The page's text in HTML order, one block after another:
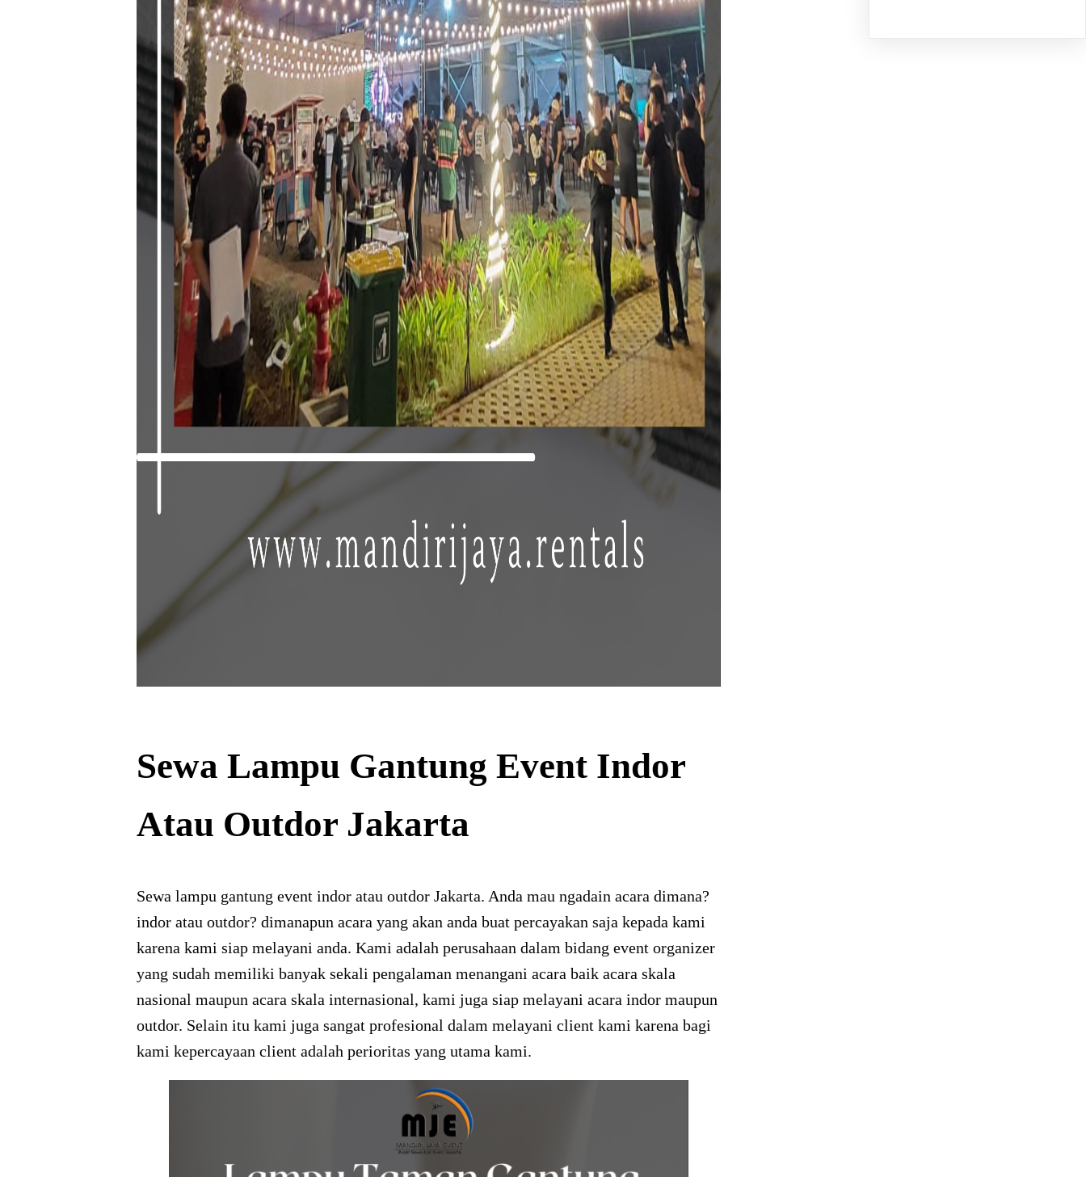
Sewa Lampu Gantung Event Indor
Atau Outdor Jakarta
Sewa lampu gantung event indor atau outdor Jakarta. Anda mau ngadain acara dimana?
indor atau outdor? dimanapun acara yang akan anda buat percayakan saja kepada kami
karena kami siap melayani anda. Kami adalah perusahaan dalam bidang event organizer
yang sudah memiliki banyak sekali pengalaman menangani acara baik acara skala
nasional maupun acara skala internasional, kami juga siap melayani acara indor maupun
outdor. Selain itu kami juga sangat profesional dalam melayani client kami karena bagi
kami kepercayaan client adalah perioritas yang utama kami.